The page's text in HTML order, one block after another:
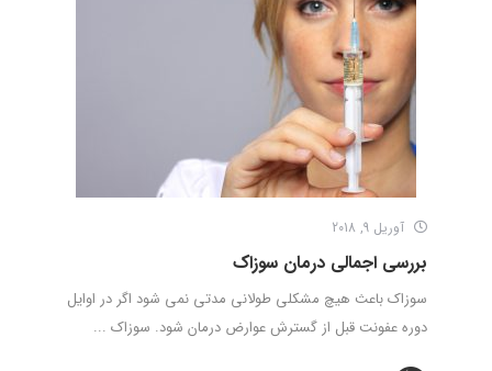
آوریل 9, 2018
بررسی اجمالی درمان سوزاک
سوزاک باعث هیچ مشکلی طولانی مدتی نمی ­شود اگر در اوایل
دوره عفونت قبل از گسترش عوارض درمان شود. سوزاک ...